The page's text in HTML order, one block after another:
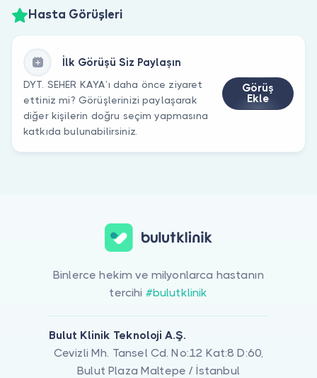
Hasta Görüşleri
İlk Görüşü Siz Paylaşın
DYT. SEHER KAYA’ı daha önce ziyaret
ettiniz mi? Görüşlerinizi paylaşarak
diğer kişilerin doğru seçim yapmasına
katkıda bulunabilirsiniz.
Görüş
Ekle
Binlerce hekim ve milyonlarca hastanın
tercihi #bulutklinik
Bulut Klinik Teknoloji A.Ş.
Cevizli Mh. Tansel Cd. No:12 Kat:8 D:60,
Bulut Plaza Maltepe / İstanbul